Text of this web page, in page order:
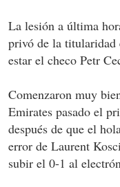
La lesión a última
privó de la titularidad
estar el checo Petr
Comenzaron muy
Emirates pasado el
después de que el
error de Laurent
subir el 0-1 al